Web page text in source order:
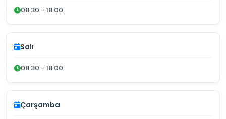
08:30 - 18:00
Salı
08:30 - 18:00
Çarşamba